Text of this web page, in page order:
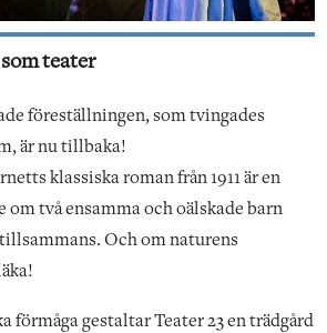
teater
föreställningen, som tvingades
är nu tillbaka!
klassiska roman från 1911 är en
om två ensamma och oälskade barn
Och om naturens
förmåga gestaltar Teater 23 en trädgård